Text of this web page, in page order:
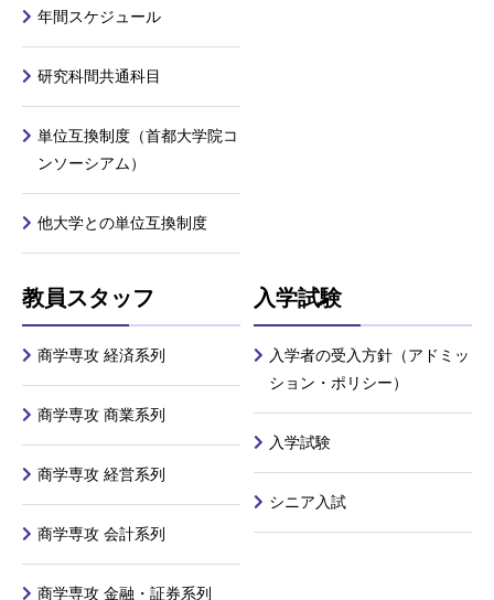
年間スケジュール
研究科間共通科目
単位互換制度（首都大学院コ
ンソーシアム）
他大学との単位互換制度
教員スタッフ
商学専攻 経済系列
商学専攻 商業系列
商学専攻 経営系列
商学専攻 会計系列
商学専攻 金融・証券系列
入学試験
入学者の受入方針（アドミッ
ション・ポリシー）
入学試験
シニア入試